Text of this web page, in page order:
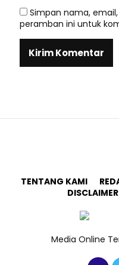
Simpan nama,
peramban ini untuk
TENTANG KAMI
DISCLAIMER
Media Online